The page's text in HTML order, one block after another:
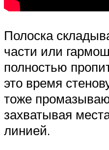
Полоска
части или
полностью
это время
тоже
захватывая
линией.